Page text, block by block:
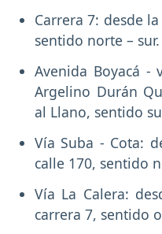
Carrera 7: desde
sentido norte – sur.
Avenida Boyacá -
Argelino Durán
al Llano, sentido
Vía Suba - Cota:
calle 170, sentido
Vía La Calera:
carrera 7, sentido